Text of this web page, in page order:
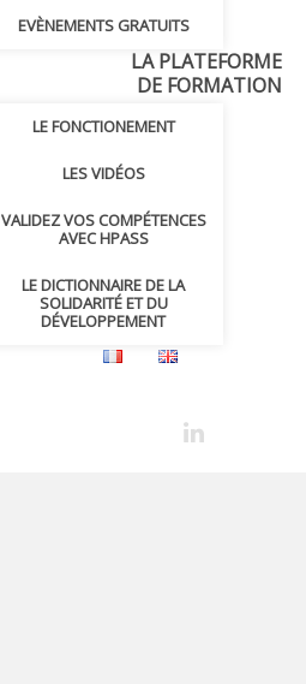
EVÈNEMENTS GRATUITS
LA PLATEFORME
DE FORMATION
LE FONCTIONEMENT
LES VIDÉOS
VALIDEZ VOS COMPÉTENCES
AVEC HPASS
LE DICTIONNAIRE DE LA
SOLIDARITÉ ET DU
DÉVELOPPEMENT